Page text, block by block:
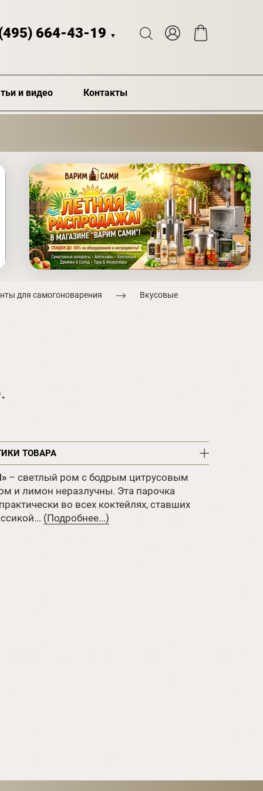
664-43-19 ▼
и видео Контакты
для самогоноварения Вкусовые
ТОВАРА
– светлый ром с бодрым цитрусовым
и лимон неразлучны. Эта парочка
во всех коктейлях, ставших
(Подробнее...)